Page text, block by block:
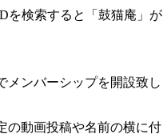
を検索すると「鼓猫庵」が
メンバーシップを開設致し
の動画投稿や名前の横に付